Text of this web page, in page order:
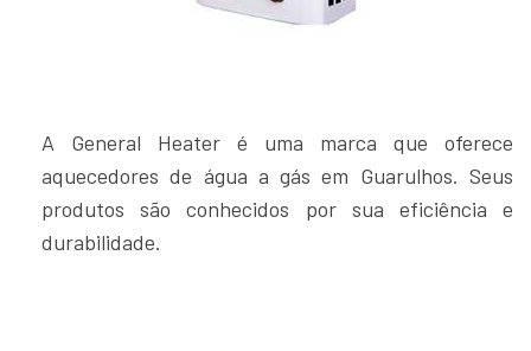
A General Heater é uma marca que oferece
aquecedores de água a gás em Guarulhos. Seus
produtos são conhecidos por sua eficiência e
durabilidade.